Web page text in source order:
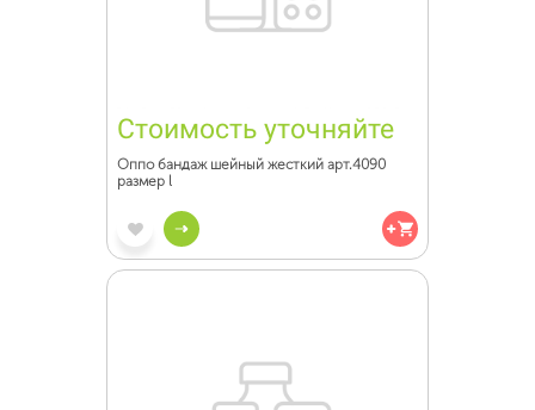
Стоимость уточняйте
Оппо бандаж шейный жесткий арт.4090
размер l